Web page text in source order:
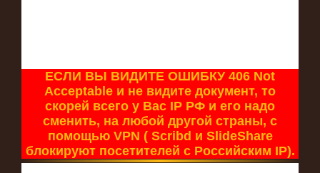
ЕСЛИ ВЫ ВИДИТЕ ОШИБКУ 406 Not
Acceptable и не видите документ, то
скорей всего у Вас IP РФ и его надо
сменить, на любой другой страны, с
помощью VPN ( Scribd и SlideShare
блокируют посетителей с Российским IP).